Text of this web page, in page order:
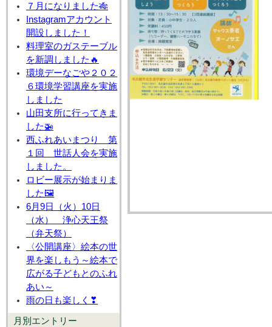
７月になりました🎋
Instagramアカウント
開設しました！
料理室のガステーブル
を新調しました🔥
環境デーなごや２０２
６環境学習講座を実施
しました
山田支所に行ってきま
した🚁
西ふれあいまつり 第
１回 世話人会を実施
しました。
ロビー展示が始まりま
した🖼
6月9日（火）10日
（水） 浄心天王祭
（弁天祭）
〈公開講座〉絵本の世
界を楽しもう～絵本で
広がる子どもとのふれ
あい～
雨の日も楽しく❣
月別エントリー